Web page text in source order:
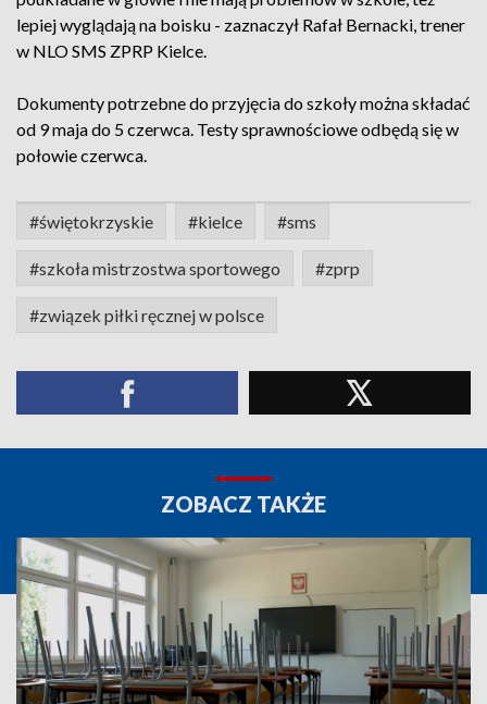
lepiej wyglądają na boisku - zaznaczył Rafał Bernacki, trener
w NLO SMS ZPRP Kielce.
Dokumenty potrzebne do przyjęcia do szkoły można składać
od 9 maja do 5 czerwca. Testy sprawnościowe odbędą się w
połowie czerwca.
#świętokrzyskie #kielce #sms
#szkoła mistrzostwa sportowego #zprp
#związek piłki ręcznej w polsce
ZOBACZ TAKŻE